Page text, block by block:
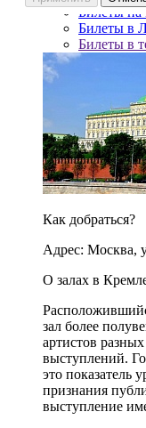
Билеты
Билеты в
Билеты в
Как добраться?
Адрес: Москва,
О залах в
зал более
артистов
выступлений.
это показатель
признания
выступление